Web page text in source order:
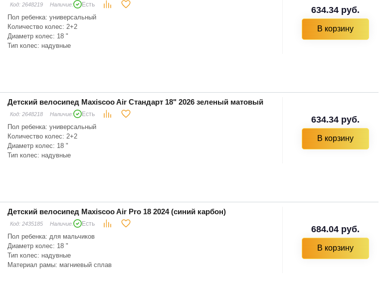
Код: 2648219 Наличие: Есть
Пол ребенка: универсальный
Количество колес: 2+2
Диаметр колес: 18 "
Тип колес: надувные
634.34 руб.
В корзину
Детский велосипед Maxiscoo Air Стандарт 18" 2026 зеленый матовый
Код: 2648218 Наличие: Есть
Пол ребенка: универсальный
Количество колес: 2+2
Диаметр колес: 18 "
Тип колес: надувные
634.34 руб.
В корзину
Детский велосипед Maxiscoo Air Pro 18 2024 (синий карбон)
Код: 2435185 Наличие: Есть
Пол ребенка: для мальчиков
Диаметр колес: 18 "
Тип колес: надувные
Материал рамы: магниевый сплав
684.04 руб.
В корзину